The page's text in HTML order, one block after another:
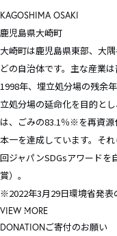
KAGOSHIMA OSAKI
鹿児島県大崎町
大崎町は鹿児島県東部、大
どの自治体です。主な産業
1998年、埋立処分場の残余
立処分場の延命化を目的と
は、ごみの83.1％※を再資源
本一を達成しています。そ
回ジャパンSDGsアワードを
賞）。
※2022年3月29日環境省発表
VIEW MORE
DONATIONご寄付のお願い